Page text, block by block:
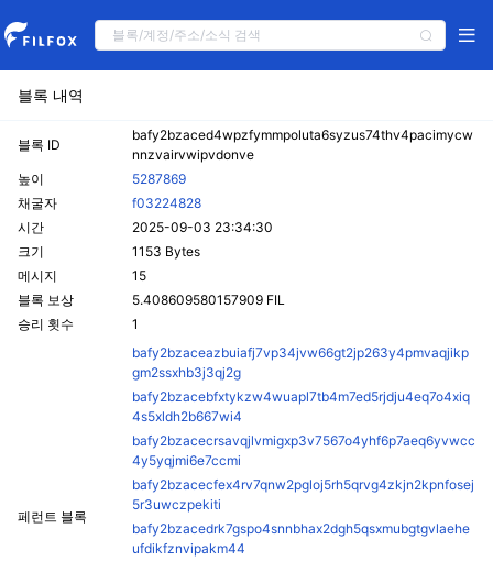
블록 내역
블록 ID
bafy2bzaced4wpzfymmpoluta6syzus74thv4pacimycw
nnzvairvwipvdonve
높이
5287869
채굴자
f03224828
시간
2025-09-03 23:34:30
크기
1153 Bytes
메시지
15
블록 보상
5.408609580157909 FIL
승리 횟수
1
페런트 블록
bafy2bzaceazbuiafj7vp34jvw66gt2jp263y4pmvaqjikp
gm2ssxhb3j3qj2g
bafy2bzacebfxtykzw4wuapl7tb4m7ed5rjdju4eq7o4xiq
4s5xldh2b667wi4
bafy2bzacecrsavqjlvmigxp3v7567o4yhf6p7aeq6yvwcc
4y5yqjmi6e7ccmi
bafy2bzacecfex4rv7qnw2pgloj5rh5qrvg4zkjn2kpnfosej
5r3uwczpekiti
bafy2bzacedrk7gspo4snnbhax2dgh5qsxmubgtgvlaehe
ufdikfznvipakm44